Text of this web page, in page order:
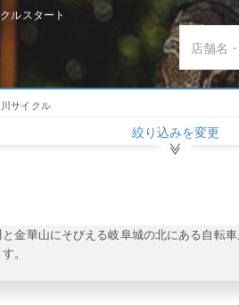
ルスタート
サイクル
絞り込みを変更
金華山にそびえる岐阜城の北にある自転
。